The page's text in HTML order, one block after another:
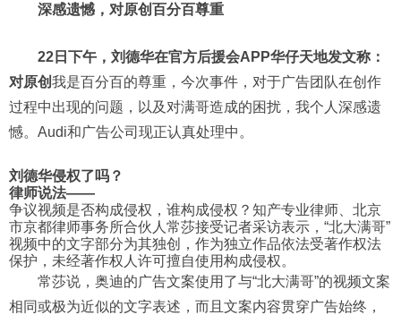
深感遗憾，对原创百分百尊重
22日下午，刘德华在官方后援会APP华仔天地发文称：
对原创我是百分百的尊重，今次事件，对于广告团队在创作
过程中出现的问题，以及对满哥造成的困扰，我个人深感遗
憾。Audi和广告公司现正认真处理中。
刘德华侵权了吗？
律师说法——
争议视频是否构成侵权，谁构成侵权？知产专业律师、北京
市京都律师事务所合伙人常莎接受记者采访表示，“北大满哥”
视频中的文字部分为其独创，作为独立作品依法受著作权法
保护，未经著作权人许可擅自使用构成侵权。
常莎说，奥迪的广告文案使用了与“北大满哥”的视频文案
相同或极为近似的文字表述，而且文案内容贯穿广告始终，